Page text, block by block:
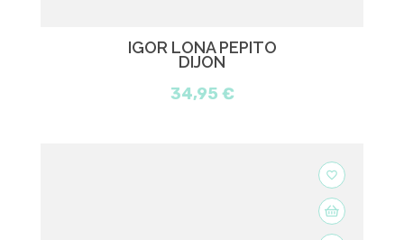
IGOR LONA PEPITO
DIJON
34,95 €
favorite_border